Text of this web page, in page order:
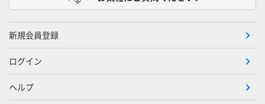
新規会員登録
ログイン
ヘルプ